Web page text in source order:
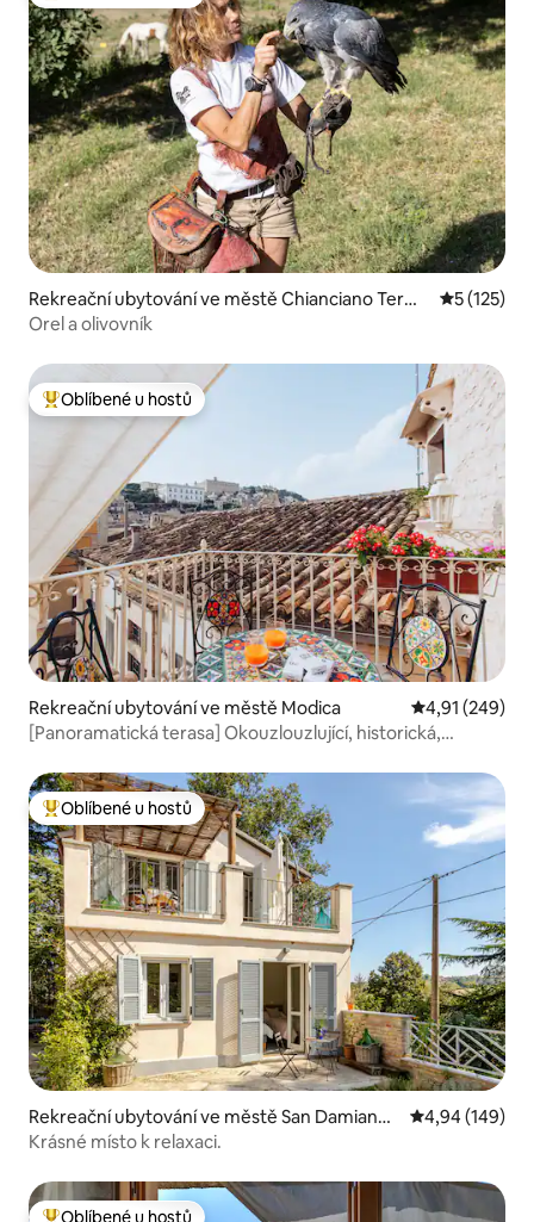
Rekreační ubytování ve městě Chianciano Term
e
Průměrné
5 (125)
Orel a olivovník
Nejlepší v kategorii Oblíbené u hostů
Oblíbené u hostů
Rekreační ubytování ve městě Modica Průměrné
4,91 (249)
[Panoramatická terasa] Okouzlouzlující, historická,
Nejlepší v kategorii Oblíbené u hostů
Oblíbené u hostů
Rekreační ubytování ve městě San Damiano
d'Asti
Průměrné
4,94 (149)
Krásné místo k relaxaci.
Oblíbené u hostů